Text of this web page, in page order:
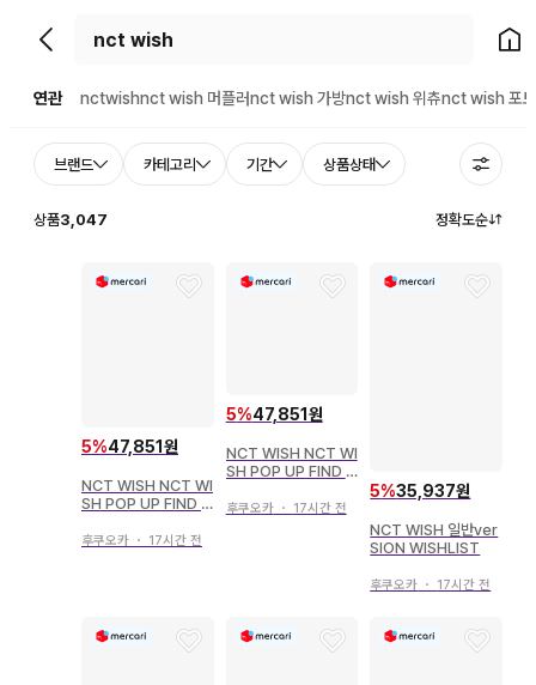
뒤로가기 홈으
연관 nctwishnct wish 머플러nct wish 가방nct wish 위츄nct wish 포
브랜드 카테고리 기간 상품상태
상품3,047 정확도순
5%47,851원
NCT WISH NCT WI
SH POP UP FIND Y
시온 랜덤 컬러 위시
후쿠오카 ・ 17시간 전
5%47,851원
NCT WISH NCT WI
SH POP UP FIND Y
YO 랜덤 컬러 위시 인
후쿠오카・ 17시간 전
5%35,937원
NCT WISH 일반ver
SION WISHLIST
후쿠오카 ・ 17시간 전